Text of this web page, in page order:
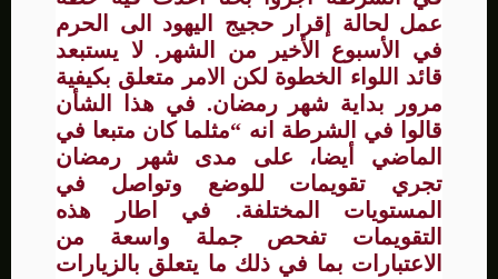
عمل لحالة إقرار حجيج اليهود الى الحرم
في الأسبوع الأخير من الشهر. لا يستبعد
قائد اللواء الخطوة لكن الامر متعلق بكيفية
مرور بداية شهر رمضان. في هذا الشأن
قالوا في الشرطة انه “مثلما كان متبعا في
الماضي أيضا، على مدى شهر رمضان
تجري تقويمات للوضع وتواصل في
المستويات المختلفة. في اطار هذه
التقويمات تفحص جملة واسعة من
الاعتبارات بما في ذلك ما يتعلق بالزيارات